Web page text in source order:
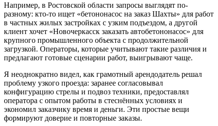
Например, в Ростовской области запросы выглядят по-
разному: кто-то ищет «бетононасос на заказ Шахты» для работ
в частных жилых застройках с узким подъездом, а другой
клиент хочет «Новочеркасск заказать автобетононасос» для
крупного промышленного объекта с продолжительной
загрузкой. Операторы, которые учитывают такие различия и
предлагают готовые сценарии работ, выигрывают чаще.
Я неоднократно видел, как грамотный арендодатель решал
проблему узкого проезда: заранее согласовывал
конфигурацию стрелы и подвоз техники, предоставлял
оператора с опытом работы в стеснённых условиях и
экономил заказчику время и деньги. Эти простые вещи
формируют доверие и повторные заказы.